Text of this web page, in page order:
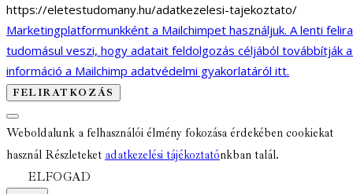
https://eletestudomany.hu/adatkezelesi-tajekoztato/
Marketingplatformunkként a Mailchimpet használjuk. A lenti
tudomásul veszi, hogy adatait feldolgozás céljából továbbítják
információ a Mailchimp adatvédelmi gyakorlatáról itt.
Weboldalunk a felhasználói élmény fokozása érdekében cookiekat
használ Részleteket adatkezelési tájékoztatónkban talál.
ELFOGAD